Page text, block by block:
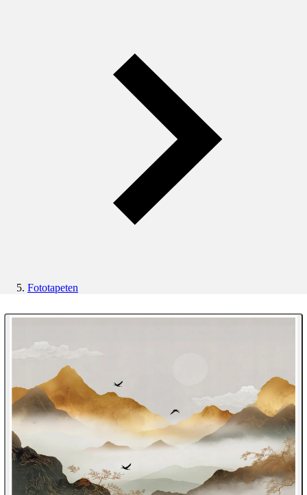
Fototapeten